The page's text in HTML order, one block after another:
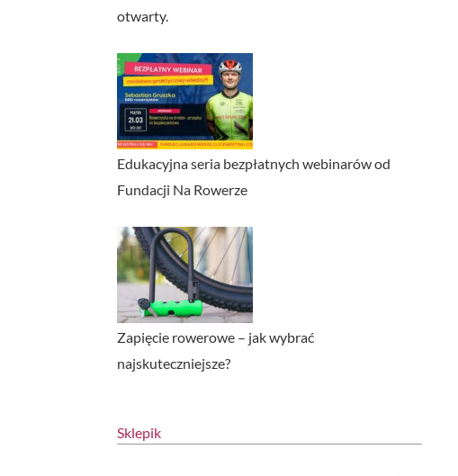
otwarty.
Edukacyjna seria bezpłatnych webinarów od
Fundacji Na Rowerze
Zapięcie rowerowe – jak wybrać
najskuteczniejsze?
Sklepik